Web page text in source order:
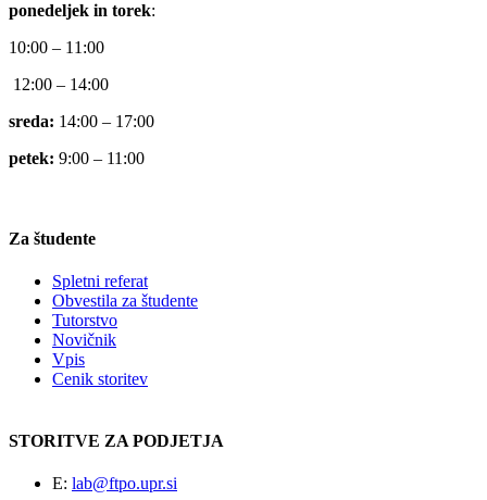
ponedeljek in torek:
10:00 – 11:00
12:00 – 14:00
sreda: 14:00 – 17:00
petek: 9:00 – 11:00
Za študente
Spletni referat
Obvestila za študente
Tutorstvo
Novičnik
Vpis
Cenik storitev
STORITVE ZA PODJETJA
E: lab@ftpo.upr.si